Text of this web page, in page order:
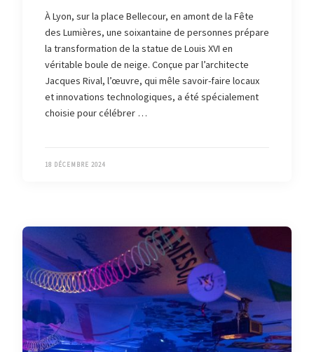
À Lyon, sur la place Bellecour, en amont de la Fête
des Lumières, une soixantaine de personnes prépare
la transformation de la statue de Louis XVI en
véritable boule de neige. Conçue par l’architecte
Jacques Rival, l’œuvre, qui mêle savoir-faire locaux
et innovations technologiques, a été spécialement
choisie pour célébrer …
18 DÉCEMBRE 2024